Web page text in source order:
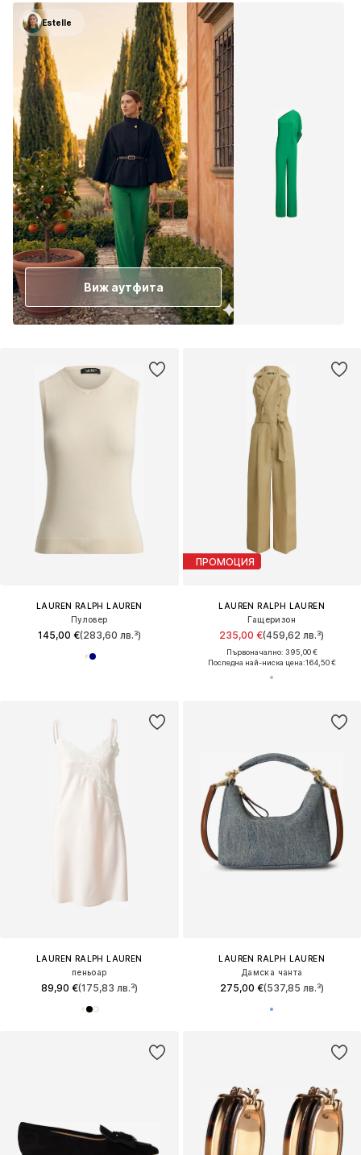
LAUREN RALPH LAUREN
Пуловер
145,00 €(283,60 лв.³)
ПРОМОЦИЯ
LAUREN RALPH LAUREN
Гащеризон
235,00 €(459,62 лв.³)
Първоначално: 395,00 €
Последна най-ниска цена:164,50 €
LAUREN RALPH LAUREN
пеньоар
89,90 €(175,83 лв.³)
LAUREN RALPH LAUREN
Дамска чанта
275,00 €(537,85 лв.³)
Estelle
Виж аутфита